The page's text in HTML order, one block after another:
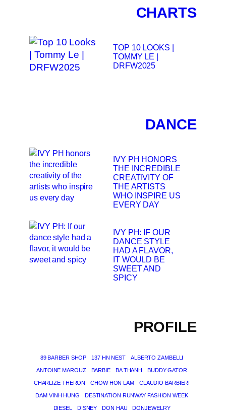
CHARTS
TOP 10 LOOKS |
TOMMY LE |
DRFW2025
DANCE
IVY PH HONORS
THE INCREDIBLE
CREATIVITY OF
THE ARTISTS
WHO INSPIRE US
EVERY DAY
IVY PH: IF OUR
DANCE STYLE
HAD A FLAVOR,
IT WOULD BE
SWEET AND
SPICY
PROFILE
89 BARBER SHOP 137 HN NEST ALBERTO ZAMBELLI
ANTOINE MAROUZ BARBIE BA THANH BUDDY GATOR
CHARLIZE THERON CHOW HON LAM CLAUDIO BARBIERI
DAM VINH HUNG DESTINATION RUNWAY FASHION WEEK
DIESEL DISNEY DON HAU DONJEWELRY